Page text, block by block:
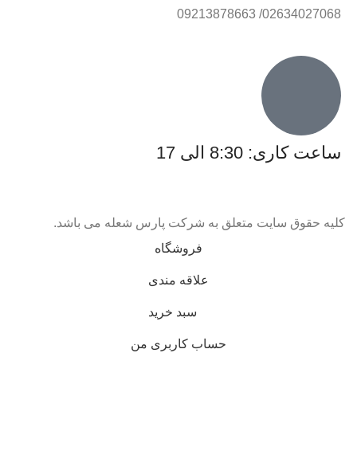
02634027068/ 09213878663
ساعت کاری: 8:30 الی 17
کلیه حقوق سایت متعلق به شرکت پارس شعله می باشد.
فروشگاه
علاقه مندی
سبد خرید
حساب کاربری من